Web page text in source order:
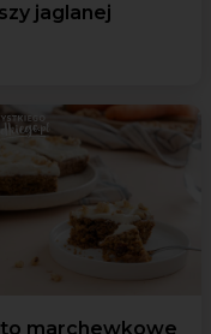
jaglanej
marchewkowe